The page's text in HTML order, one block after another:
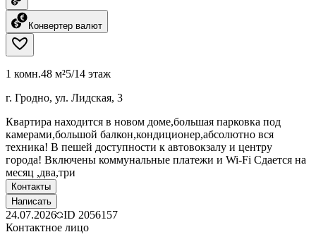
Конвертер валют
1 комн.48 м²5/14 этаж
г. Гродно, ул. Лидская, 3
Квартира находится в новом доме,большая парковка под
камерами,большой балкон,кондиционер,абсолютно вся
техника! В пешей доступности к автовокзалу и центру
города! Включены коммунальные платежи и Wi-Fi Сдается на
месяц ,два,три
Контакты
Написать
24.07.2026 ID 2056157
Контактное лицо